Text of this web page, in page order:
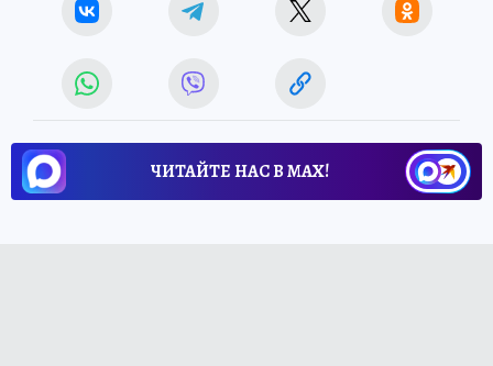
ЧИТАЙТЕ НАС В МАХ!